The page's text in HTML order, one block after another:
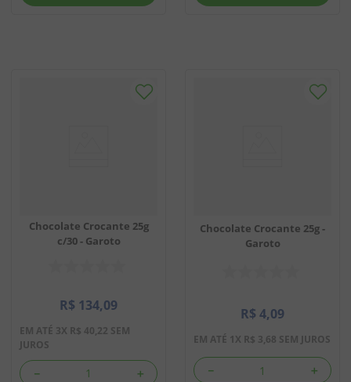
Chocolate Crocante 25g
c/30 - Garoto
R$ 134,09
EM ATÉ 3X R$ 40,22 SEM
JUROS
＋
－
Chocolate Crocante 25g -
Garoto
R$ 4,09
EM ATÉ 1X R$ 3,68 SEM JUROS
＋
－